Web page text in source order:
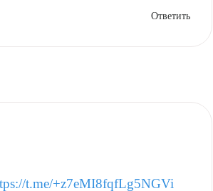
Ответить
t.me/+z7eMI8fqfLg5NGVi